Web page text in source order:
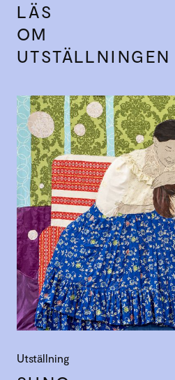
LÄS
OM
UTSTÄLLNINGEN
Utställning